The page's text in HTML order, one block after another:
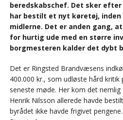
beredskabschef. Det sker
har bestilt et nyt køretøj,
midlerne. Det er anden gang,
for hurtig ude med en større
borgmesteren kalder det dybt
Det er Ringsted Brandvæsens
400.000 kr., som udløste hård kritik
seneste møde. Her kom det
Henrik Nilsson allerede havde
byrådet ikke havde frigivet